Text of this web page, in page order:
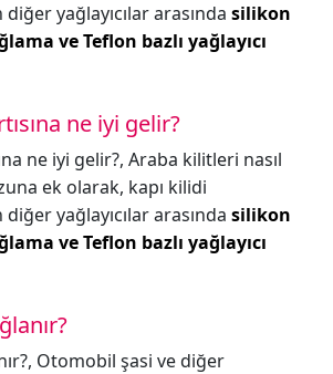
yağlayıcılar arasında silikon
ve Teflon bazlı yağlayıcı
ne iyi gelir?
ne iyi gelir?, Araba kilitleri nasıl
ek olarak, kapı kilidi
yağlayıcılar arasında silikon
ve Teflon bazlı yağlayıcı
Otomobil şasi ve diğer